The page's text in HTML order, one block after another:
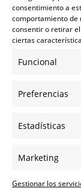
consentimiento a
comportamiento de
consentir o retirar
ciertas
Funcional
Preferencias
Estadísticas
Marketing
Gestionar los
MG TF
MG 6
Los 10
Seguimiento y
LEGAL